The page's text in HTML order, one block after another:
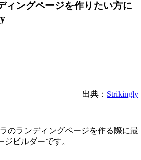
ィングページを作りたい方に
出典： Strikingly
のランディングページを作る際に最
ビルダーです。